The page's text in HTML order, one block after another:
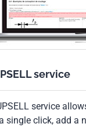
service
service
single click, add a